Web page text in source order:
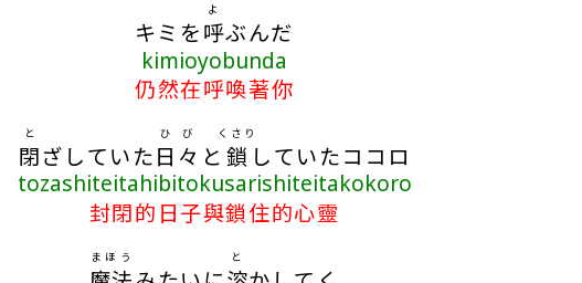
キミを呼
よ
ぶんだ
kimioyobunda
仍然在呼喚著你
閉
と
ざしていた日々
ひび
と 鎖
くさり
していたココロ
tozashiteitahibitokusarishiteitakokoro
封閉的日子與鎖住的心靈
まほう と